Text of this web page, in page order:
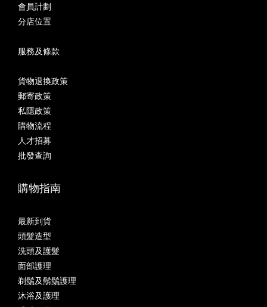
會員計劃
分店位置
服務及條款
貨物退換政策
郵寄政策
私隱政策
購物流程
人才招募
批發查詢
購物指南
最新到貨
頭髮造型
洗頭及護髮
面部護理
剃鬚及鬍鬚護理
沐浴及護理